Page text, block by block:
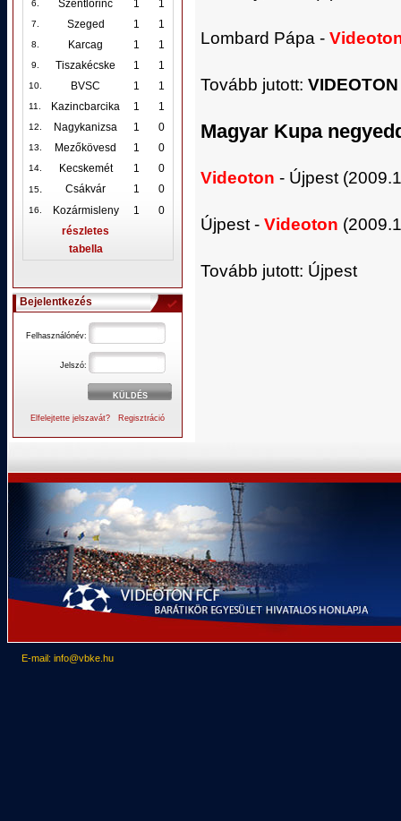
6. Szentlőrinc 1 1
7. Szeged 1 1
8. Karcag 1 1
9. Tiszakécske 1 1
10. BVSC 1 1
11. Kazincbarcika 1 1
12. Nagykanizsa 1 0
13. Mezőkövesd 1 0
14. Kecskemét 1 0
15. Csákvár 1 0
16. Kozármisleny 1
0
részletes
tabella
Bejelentkezés
Felhasználónév:
Jelszó:
Elfelejtette jelszavát? Regisztráció
Lombard Pápa -
Tovább jutott:
Magyar Kupa
Videoton - Újpest
Újpest - Videoton
Tovább jutott: Újpest
E-mail: info@vbke.hu